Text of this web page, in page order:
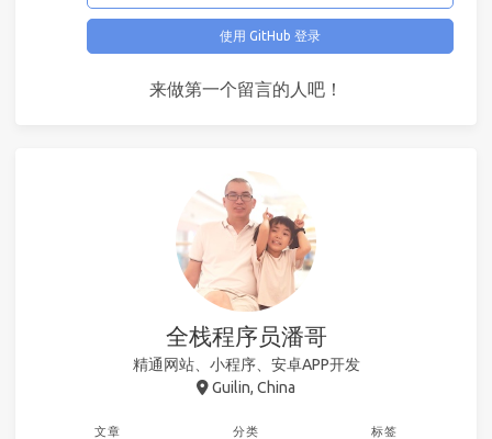
使用 GitHub 登录
来做第一个留言的人吧！
全栈程序员潘哥
精通网站、小程序、安卓APP开发
Guilin, China
文章 分类 标签